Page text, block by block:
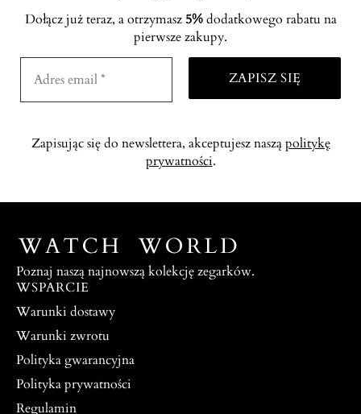
Dołącz już teraz, a otrzymasz 5%dodatkowego rabatu na
pierwsze zakupy.
Zapisując się do newslettera, akceptujesz nasząpolitykę
prywatności.
Poznaj naszą najnowszą kolekcję zegarków.
WSPARCIE
Warunki dostawy
Warunki zwrotu
Polityka gwarancyjna
Polityka prywatności
Regulamin